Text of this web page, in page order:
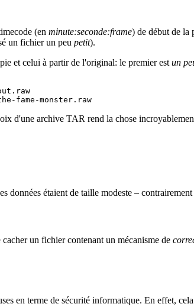
(en minute:seconde:frame) de début de la
un fichier un peu petit).
et celui à partir de l'original: le premier est un
d'une archive TAR rend la chose
données étaient de taille modeste –
un fichier contenant un mécanisme de
en terme de sécurité informatique. En effet,